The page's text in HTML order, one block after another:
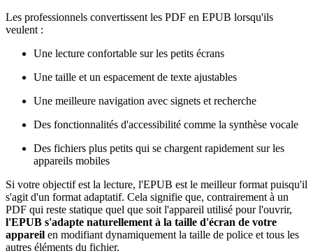
Les professionnels convertissent les PDF en EPUB lorsqu'ils
veulent :
Une lecture confortable sur les petits écrans
Une taille et un espacement de texte ajustables
Une meilleure navigation avec signets et recherche
Des fonctionnalités d'accessibilité comme la synthèse vocale
Des fichiers plus petits qui se chargent rapidement sur les
appareils mobiles
Si votre objectif est la lecture, l'EPUB est le meilleur format puisqu'il
s'agit d'un format adaptatif. Cela signifie que, contrairement à un
PDF qui reste statique quel que soit l'appareil utilisé pour l'ouvrir,
l'EPUB s'adapte naturellement à la taille d'écran de votre
appareil en modifiant dynamiquement la taille de police et tous les
autres éléments du fichier.